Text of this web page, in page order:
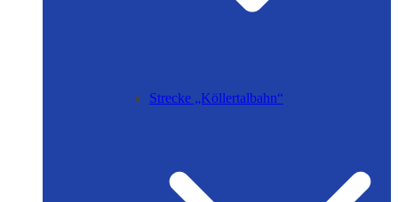
Strecke „Köllertalbahn“